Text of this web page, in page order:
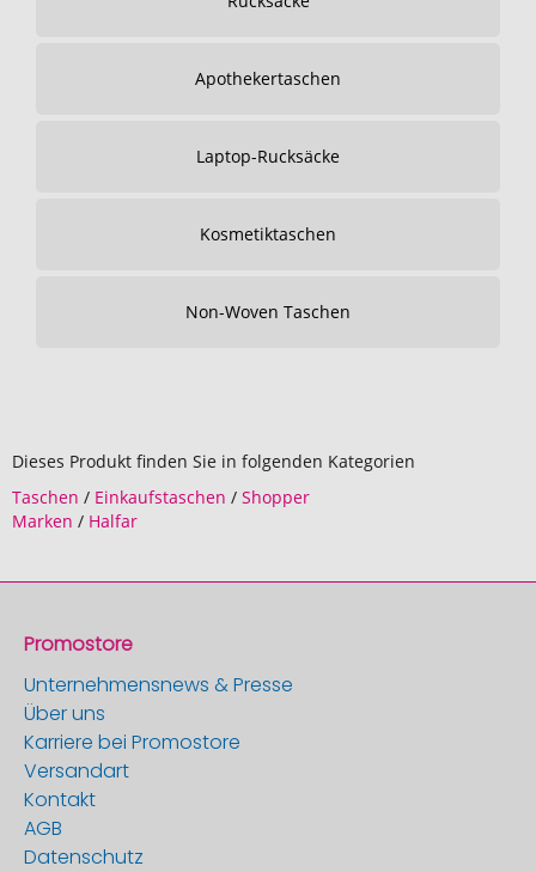
Apothekertaschen
Laptop-Rucksäcke
Kosmetiktaschen
Non-Woven Taschen
Dieses Produkt finden Sie in folgenden Kategorien
Taschen / Einkaufstaschen / Shopper
Marken / Halfar
Promostore
Unternehmensnews & Presse
Über uns
Karriere bei Promostore
Versandart
Kontakt
AGB
Datenschutz